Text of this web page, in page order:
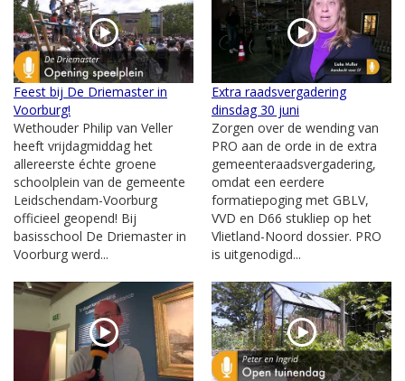
Feest bij De Driemaster in
Voorburg!
Wethouder Philip van Veller
heeft vrijdagmiddag het
allereerste échte groene
schoolplein van de gemeente
Leidschendam-Voorburg
officieel geopend! Bij
basisschool De Driemaster in
Voorburg werd...
Extra raadsvergadering
dinsdag 30 juni
Zorgen over de wending van
PRO aan de orde in de extra
gemeenteraadsvergadering,
omdat een eerdere
formatiepoging met GBLV,
VVD en D66 stukliep op het
Vlietland-Noord dossier. PRO
is uitgenodigd...